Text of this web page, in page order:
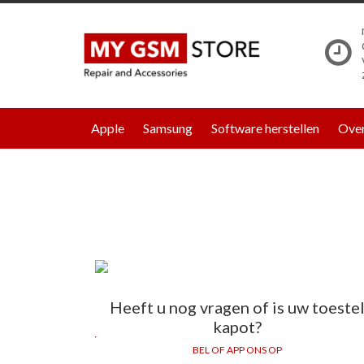
Apple Samsung Software herstellen
Heeft u nog vragen of is uw toestel
kapot?
BEL OF APP ONS OP